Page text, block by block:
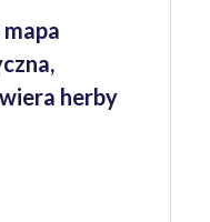
herby